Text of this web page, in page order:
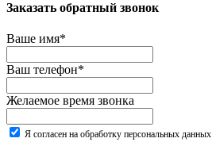
Заказать обратный звонок
Ваше имя*
Ваш телефон*
Желаемое время звонка
Я согласен на обработку персональных данных